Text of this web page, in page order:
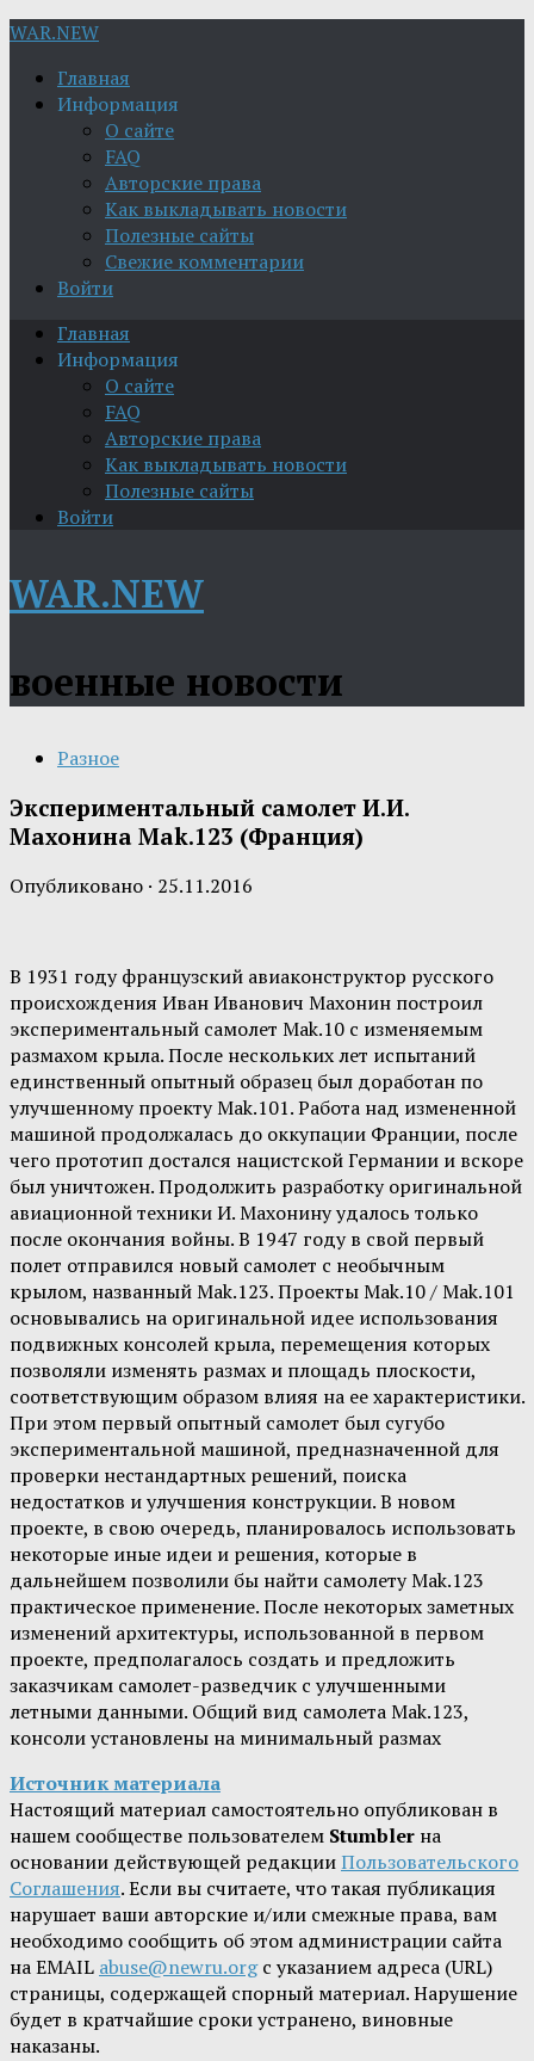
WAR.NEW
Главная
Информация
О сайте
FAQ
Авторские права
Как выкладывать новости
Полезные сайты
Свежие комментарии
Войти
Главная
Информация
О сайте
FAQ
Авторские права
Как выкладывать новости
Полезные сайты
Войти
WAR.NEW
военные новости
Разное
Экспериментальный самолет И.И.
Махонина Mak.123 (Франция)
Опубликовано · 25.11.2016
В 1931 году французский авиаконструктор русского
происхождения Иван Иванович Махонин построил
экспериментальный самолет Mak.10 с изменяемым
размахом крыла. После нескольких лет испытаний
единственный опытный образец был доработан по
улучшенному проекту Mak.101. Работа над измененной
машиной продолжалась до оккупации Франции, после
чего прототип достался нацистской Германии и вскоре
был уничтожен. Продолжить разработку оригинальной
авиационной техники И. Махонину удалось только
после окончания войны. В 1947 году в свой первый
полет отправился новый самолет с необычным
крылом, названный Mak.123. Проекты Mak.10 / Mak.101
основывались на оригинальной идее использования
подвижных консолей крыла, перемещения которых
позволяли изменять размах и площадь плоскости,
соответствующим образом влияя на ее характеристики.
При этом первый опытный самолет был сугубо
экспериментальной машиной, предназначенной для
проверки нестандартных решений, поиска
недостатков и улучшения конструкции. В новом
проекте, в свою очередь, планировалось использовать
некоторые иные идеи и решения, которые в
дальнейшем позволили бы найти самолету Mak.123
практическое применение. После некоторых заметных
изменений архитектуры, использованной в первом
проекте, предполагалось создать и предложить
заказчикам самолет-разведчик с улучшенными
летными данными. Общий вид самолета Mak.123,
консоли установлены на минимальный размах
Источник материала
Настоящий материал самостоятельно опубликован в
нашем сообществе пользователем Stumbler на
основании действующей редакцииПользовательского
Соглашения. Если вы считаете, что такая публикация
нарушает ваши авторские и/или смежные права, вам
необходимо сообщить об этом администрации сайта
на EMAIL abuse@newru.orgс указанием адреса (URL)
страницы, содержащей спорный материал. Нарушение
будет в кратчайшие сроки устранено, виновные
наказаны.